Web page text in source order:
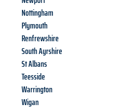
Nottingham
Plymouth
Renfrewshire
South Ayrshire
St Albans
Teesside
Warrington
Wigan